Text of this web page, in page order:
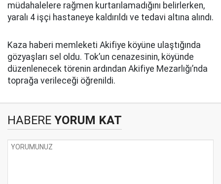
müdahalelere rağmen kurtarılamadığını belirlerken,
yaralı 4 işçi hastaneye kaldırıldı ve tedavi altına alındı.
Kaza haberi memleketi Akifiye köyüne ulaştığında
gözyaşları sel oldu. Tok’un cenazesinin, köyünde
düzenlenecek törenin ardından Akifiye Mezarlığı’nda
toprağa verileceği öğrenildi.
HABERE YORUM KAT